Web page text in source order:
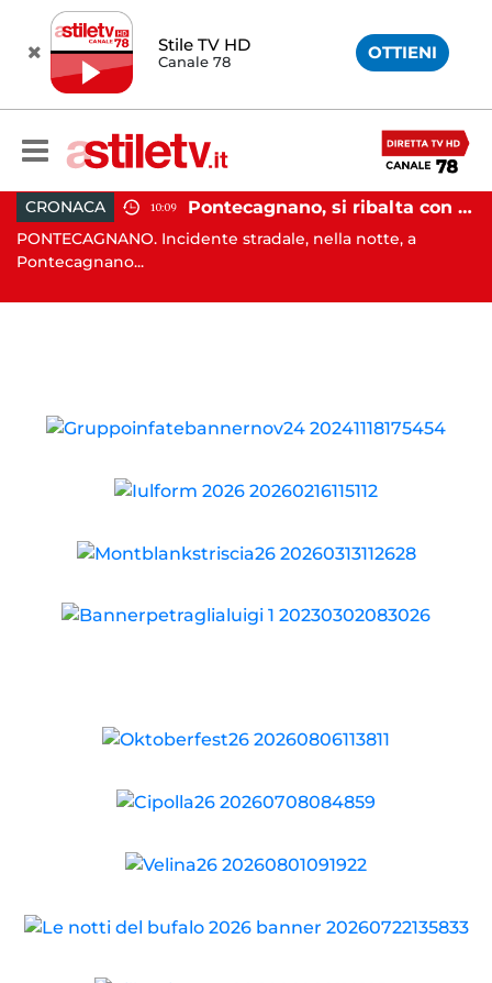
Stile TV HD
Canale 78 OTTIENI
CRONACA 10:09 Pontecagnano, si ribalta con l'auto alla rotatoria: giovane ferito
PONTECAGNANO. Incidente stradale, nella notte, a
Pontecagnano...